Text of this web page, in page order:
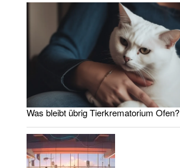
Was bleibt übrig Tierkrematorium Ofen?